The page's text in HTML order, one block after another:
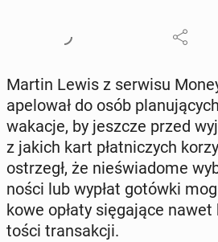
Martin Lewis z serwisu
ape­lo­wał do osób
wakacje, by jeszcze przed
z jakich kart płat­ni­czych
ostrzegł, że nie­świa­do­me
no­ści lub wypłat gotówki
ko­we opłaty się­ga­ją­ce
to­ści trans­ak­cji.